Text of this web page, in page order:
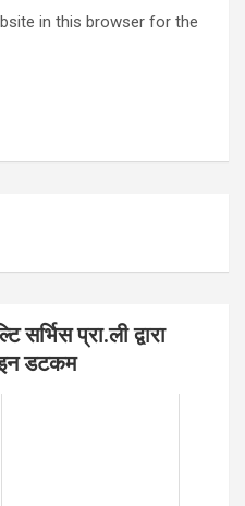
in this browser for the
सर्भिस प्रा.ली द्वारा
डटकम